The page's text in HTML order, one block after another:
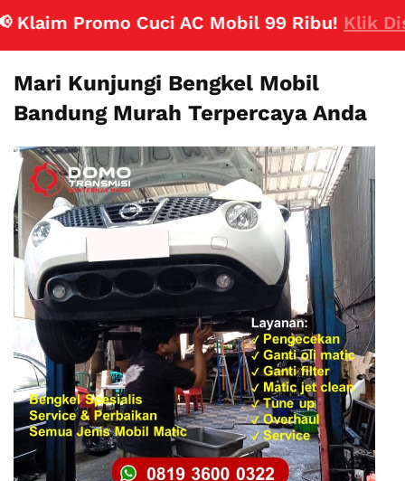
Promo Cuci AC Mobil 99 Ribu!Klik Disini
Mari Kunjungi Bengkel Mobil
Bandung Murah Terpercaya Anda